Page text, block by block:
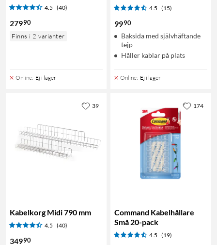
4.5 (40)
27990
Finns i 2 varianter
Online: Ej i lager
4.5 (15)
9990
Baksida med självhäftande
tejp
Håller kablar på plats
Online: Ej i lager
Kabelkorg Midi 790 mm
4.5 (40)
34990
39
Command Kabelhållare
Små 20-pack
4.5 (19)
174